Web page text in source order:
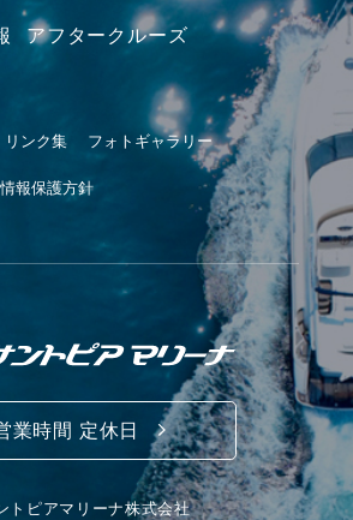
アフタークルーズ
リンク集 フォトギャラリー
報保護方針
業時間 定休日
トピアマリーナ株式会社